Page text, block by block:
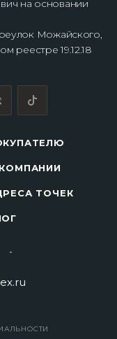
на основании
Можайского,
реестре 19.12.18
ТОЧЕК